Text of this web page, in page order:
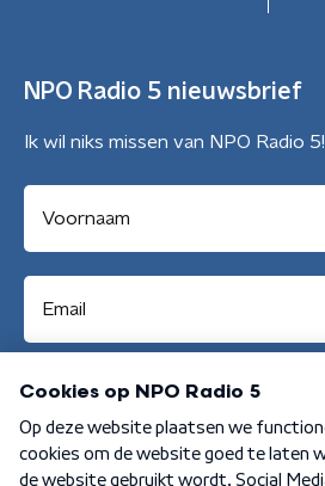
NPO Radio 5 nieuwsbrief
Ik wil niks missen van NPO Radio 5!
Aanmelden